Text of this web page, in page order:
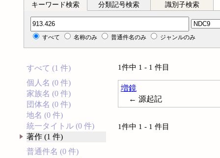
キーワード検索 分類記号検索 識別子検索
分類記号検索
すべて 名称のみ 普通件名のみ ジャンルのみ
すべて (1 件)
個人名 (0 件)
家族名 (0 件)
団体名 (0 件)
地名 (0 件)
統一タイトル (0 件)
著作 (1 件)
普通件名 (0 件)
1件中 1 - 1 件目
増鏡
← 源起記
1件中 1 - 1 件目